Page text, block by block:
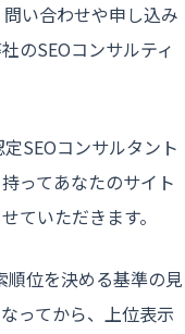
い合わせや申し込み
のSEOコンサルティ
SEOコンサルタント
ってあなたのサイト
ていただきます。
位を決める基準の見
ってから、上位表示